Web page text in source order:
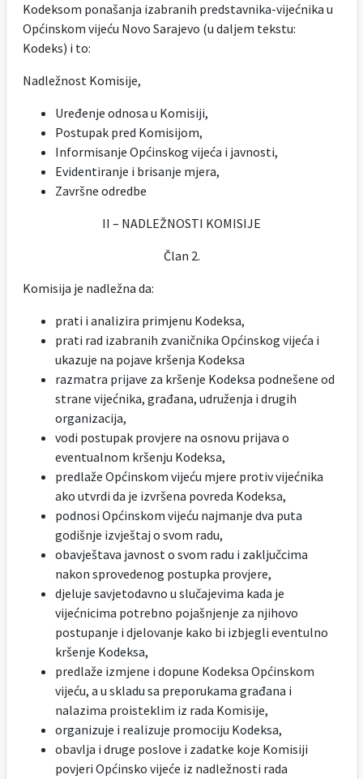
Kodeksom ponašanja izabranih predstavnika-vijećnika u
Općinskom vijeću Novo Sarajevo (u daljem tekstu:
Kodeks) i to:
Nadležnost Komisije,
Uređenje odnosa u Komisiji,
Postupak pred Komisijom,
Informisanje Općinskog vijeća i javnosti,
Evidentiranje i brisanje mjera,
Završne odredbe
II – NADLEŽNOSTI KOMISIJE
Član 2.
Komisija je nadležna da:
prati i analizira primjenu Kodeksa,
prati rad izabranih zvaničnika Općinskog vijeća i
ukazuje na pojave kršenja Kodeksa
razmatra prijave za kršenje Kodeksa podnešene od
strane vijećnika, građana, udruženja i drugih
organizacija,
vodi postupak provjere na osnovu prijava o
eventualnom kršenju Kodeksa,
predlaže Općinskom vijeću mjere protiv vijećnika
ako utvrdi da je izvršena povreda Kodeksa,
podnosi Općinskom vijeću najmanje dva puta
godišnje izvještaj o svom radu,
obavještava javnost o svom radu i zaključcima
nakon sprovedenog postupka provjere,
djeluje savjetodavno u slučajevima kada je
vijećnicima potrebno pojašnjenje za njihovo
postupanje i djelovanje kako bi izbjegli eventulno
kršenje Kodeksa,
predlaže izmjene i dopune Kodeksa Općinskom
vijeću, a u skladu sa preporukama građana i
nalazima proisteklim iz rada Komisije,
organizuje i realizuje promociju Kodeksa,
obavlja i druge poslove i zadatke koje Komisiji
povjeri Općinsko vijeće iz nadležnosti rada